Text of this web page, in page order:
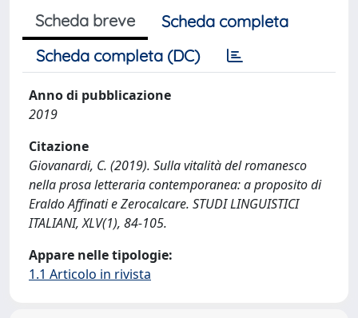
Scheda breve
Scheda completa
Scheda completa (DC)
Anno di pubblicazione
2019
Citazione
Giovanardi, C. (2019). Sulla vitalità del romanesco
nella prosa letteraria contemporanea: a proposito di
Eraldo Affinati e Zerocalcare. STUDI LINGUISTICI
ITALIANI, XLV(1), 84-105.
Appare nelle tipologie:
1.1 Articolo in rivista